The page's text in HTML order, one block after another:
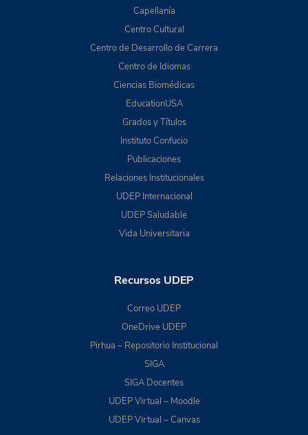
Capellanía
Centro Cultural
Centro de Desarrollo de Carrera
Centro de Idiomas
Ciencias Biomédicas
EducationUSA
Grados y Títulos
Instituto Confucio
Publicaciones
Relaciones Institucionales
UDEP Internacional
UDEP Saludable
Vida Universitaria
Recursos UDEP
Correo UDEP
OneDrive UDEP
Pirhua – Repositorio Institucional
SIGA
SIGA Docentes
UDEP Virtual – Moodle
UDEP Virtual – Canvas